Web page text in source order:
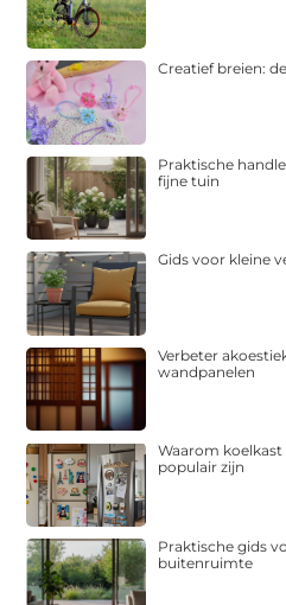
Creatief breien:
Praktische
fijne tuin
Gids voor kleine
Verbeter
wandpanelen
Waarom
populair zijn
Praktische gids
buitenruimte